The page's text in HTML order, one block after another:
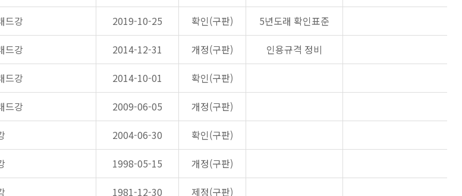
드강 2019-10-25 확인(구판) 5년도래 확인표준
드강 2014-12-31 개정(구판) 인용규격 정비
드강 2014-10-01 확인(구판)
드강 2009-06-05 개정(구판)
2004-06-30 확인(구판)
1998-05-15 개정(구판)
1981-12-30 제정(구판)